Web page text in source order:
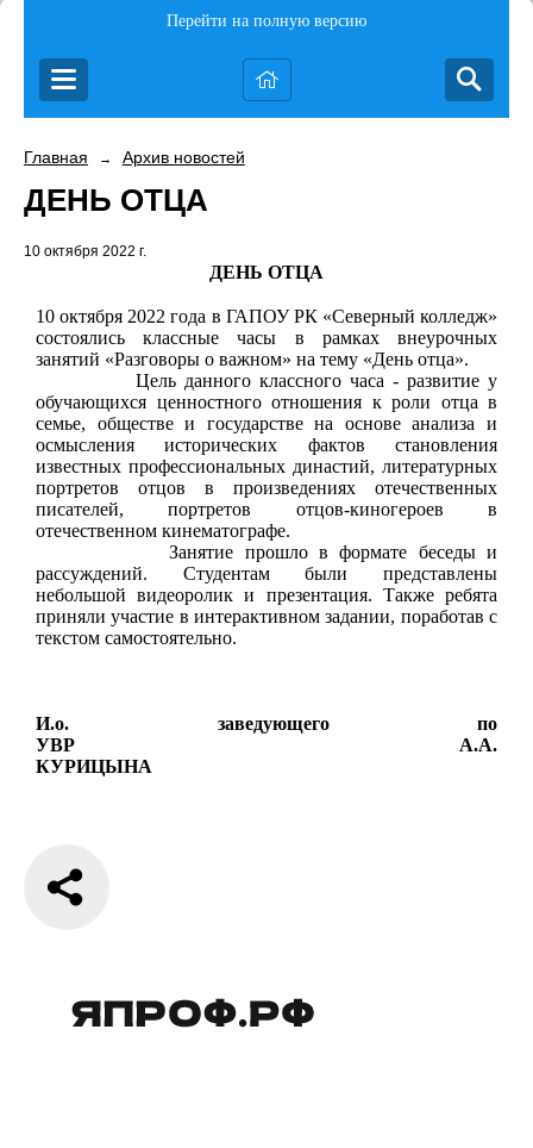
Перейти на полную версию
Главная → Архив новостей
ДЕНЬ ОТЦА
10 октября 2022 г.
ДЕНЬ ОТЦА
10 октября 2022 года в ГАПОУ РК «Северный колледж»
состоялись классные часы в рамках внеурочных
занятий «Разговоры о важном» на тему «День отца».
Цель данного классного часа - развитие у
обучающихся ценностного отношения к роли отца в
семье, обществе и государстве на основе анализа и
осмысления
исторических фактов становления
известных профессиональных династий, литературных
портретов отцов в произведениях отечественных
писателей,
портретов отцов-киногероев в
отечественном кинематографе.
Занятие прошло в формате беседы и
рассуждений. Студентам были представлены
небольшой видеоролик и презентация. Также ребята
приняли участие в интерактивном задании, поработав с
текстом самостоятельно.
И.о. заведующего по
УВР
А.А.
КУРИЦЫНА